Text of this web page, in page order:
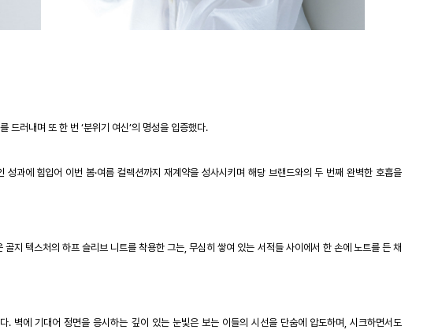
드러내며 또 한 번 ‘분위기 여신’의 명성을 입증했다.
성과에 힘입어 이번 봄·여름 컬렉션까지 재계약을 성사시키며 해당 브랜드와의 두 번째 완벽한 호흡을
지 텍스처의 하프 슬리브 니트를 착용한 그는 ,무심히 쌓여 있는 서적들 사이에서 한 손에 노트를 든 채
. 벽에 기대어 정면을 응시하는 깊이 있는 눈빛은 보는 이들의 시선을 단숨에 압도하며 시크하면서도